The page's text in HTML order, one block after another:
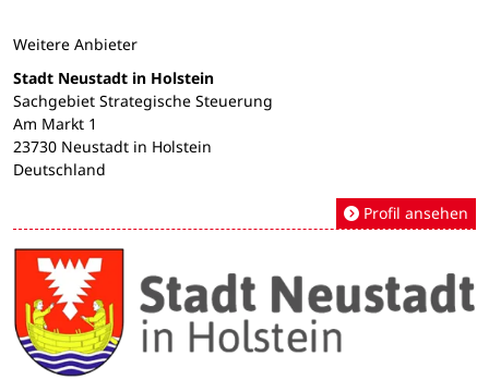
Weitere Anbieter
Stadt Neustadt in Holstein
Sachgebiet Strategische Steuerung
Am Markt 1
23730 Neustadt in Holstein
Deutschland
Profil ansehen